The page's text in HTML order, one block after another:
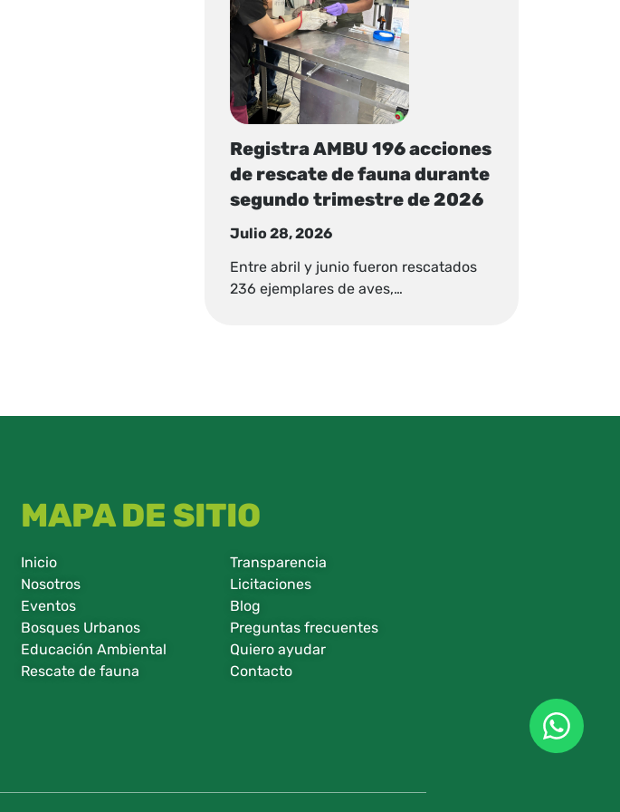
Registra AMBU 196 acciones
de rescate de fauna durante
segundo trimestre de 2026
Julio 28, 2026
Entre abril y junio fueron rescatados
236 ejemplares de aves,…
MAPA DE SITIO
Inicio
Nosotros
Eventos
Bosques Urbanos
Educación Ambiental
Rescate de fauna​
Transparencia
Licitaciones
Blog
Preguntas frecuentes
Quiero ayudar
Contacto